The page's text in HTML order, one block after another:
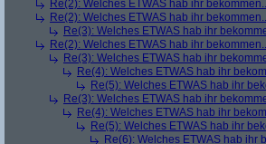
Re(2): Welches ETWAS hab ihr bekommen..
Re(2): Welches ETWAS hab ihr bekommen..
Re(3): Welches ETWAS hab ihr
Re(2): Welches ETWAS hab ihr bekommen..
Re(3): Welches ETWAS hab ihr
Re(4): Welches ETWAS hab ihr
Re(5): Welches ETWAS hab ihr
Re(3): Welches ETWAS hab ihr
Re(4): Welches ETWAS hab ihr
Re(5): Welches ETWAS hab ihr
Re(6): Welches ETWAS hab ihr